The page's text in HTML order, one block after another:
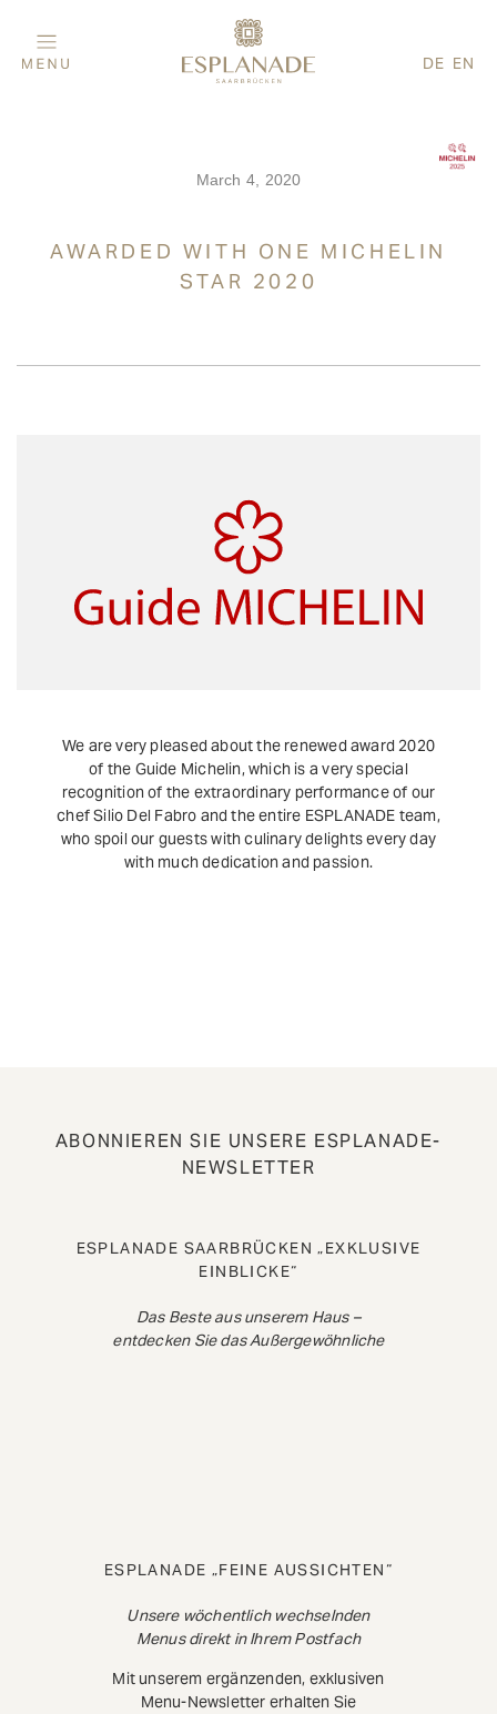
DE EN
March 4, 2020
AWARDED WITH ONE MICHELIN
STAR 2020
We are very pleased about the renewed award 2020
of the Guide Michelin, which is a very special
recognition of the extraordinary performance of our
chef Silio Del Fabro and the entire ESPLANADE team,
who spoil our guests with culinary delights every day
with much dedication and passion.
ABONNIEREN SIE UNSERE ESPLANADE-
NEWSLETTER
ESPLANADE SAARBRÜCKEN „EXKLUSIVE
EINBLICKE“
Das Beste aus unserem Haus –
entdecken Sie das Außergewöhnliche
ESPLANADE „FEINE AUSSICHTEN“
Unsere wöchentlich wechselnden
Menus direkt in Ihrem Postfach
Mit unserem ergänzenden, exklusiven
Menu-Newsletter erhalten Sie